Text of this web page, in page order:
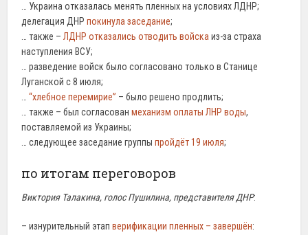
… Украина отказалась менять пленных на условиях ЛДНР;
делегация ДНРпокинула заседание;
… также –ЛДНР отказались отводить войска из-за страха
наступления ВСУ;
… разведение войск было согласовано только в Станице
Луганской с 8 июля;
…“хлебное перемирие” – было решено продлить;
… также – был согласованмеханизм оплаты ЛНР воды,
поставляемой из Украины;
… следующее заседание группыпройдёт 19 июля;
по итогам переговоров
Виктория Талакина, голос Пушилина, представителя ДНР:
– изнурительный этапверификации пленных – завершён: